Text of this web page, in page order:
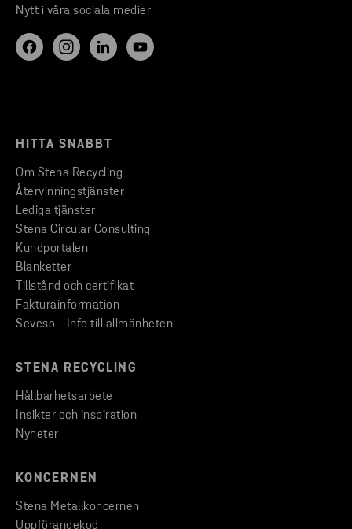
Nytt i våra sociala medier
HITTA SNABBT
Om Stena Recycling
Återvinningstjänster
Lediga tjänster
Stena Circular Consulting
Kundportalen
Blanketter
Tillstånd och certifikat
Fakturainformation
Seveso - Info till allmänheten
STENA RECYCLING
Hållbarhetsarbete
Insikter och inspiration
Nyheter
KONCERNEN
Stena Metallkoncernen
Uppförandekod